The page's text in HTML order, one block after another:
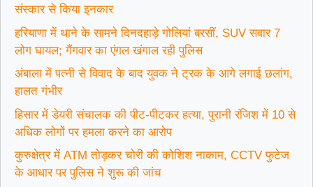
संस्कार से किया इनकार
हरियाणा में थाने के सामने दिनदहाड़े गोलियां बरसीं, SUV सवार 7
लोग घायल; गैंगवार का एंगल खंगाल रही पुलिस
अंबाला में पत्नी से विवाद के बाद युवक ने ट्रक के आगे लगाई छलांग,
हालत गंभीर
हिसार में डेयरी संचालक की पीट-पीटकर हत्या, पुरानी रंजिश में 10 से
अधिक लोगों पर हमला करने का आरोप
कुरुक्षेत्र में ATM तोड़कर चोरी की कोशिश नाकाम, CCTV फुटेज
के आधार पर पुलिस ने शुरू की जांच